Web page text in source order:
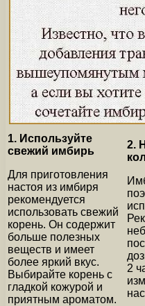
1. Используйте
свежий имбирь
Для приготовления
настоя из имбиря
рекомендуется
использовать свежий
корень. Он содержит
больше полезных
веществ и имеет
более яркий вкус.
Выбирайте корень с
гладкой кожурой и
приятным ароматом.
2.
2